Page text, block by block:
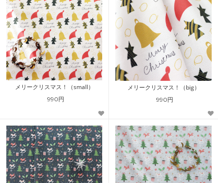
メリークリスマス！（small）
990円
メリークリスマス！（big）
990円